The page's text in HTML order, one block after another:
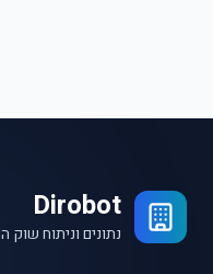
Dirobot
נתונים וניתוח שוק